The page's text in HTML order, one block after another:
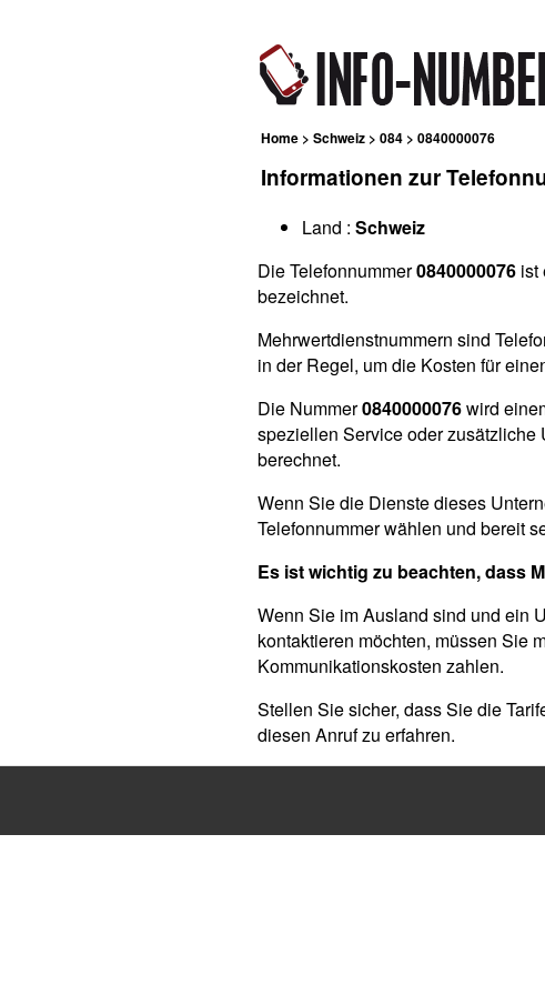
Home > Schweiz > 084 > 0840000076
Informationen zur
Land : Schweiz
Die Telefonnummer0840000076 ist
bezeichnet.
Mehrwertdienstnummern sind
in der Regel, um die Kosten für
Die Nummer0840000076wird
speziellen Service oder zusätzliche
berechnet.
Wenn Sie die Dienste dieses
Telefonnummer wählen und bereit
Es ist wichtig zu beachten, dass
Wenn Sie im Ausland sind und ein
kontaktieren möchten, müssen Sie
Kommunikationskosten zahlen.
Stellen Sie sicher, dass Sie die
diesen Anruf zu erfahren.